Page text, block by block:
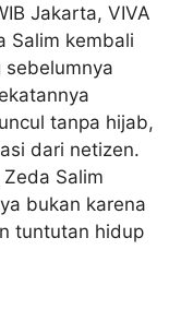
Jakarta, VIVA
Salim kembali
sebelumnya
tanpa hijab,
dari netizen.
Salim
bukan karena
tuntutan hidup